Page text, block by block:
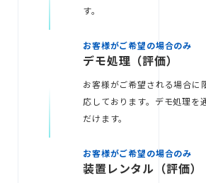
す。
お客様がご希望の場合のみ
デモ処理（評価）
お客様がご希望される場合に
応しております。デモ処理を
だけます。
お客様がご希望の場合のみ
装置レンタル（評価）